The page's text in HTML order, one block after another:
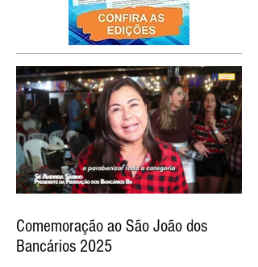
Comemoração ao São João dos
Bancários 2025